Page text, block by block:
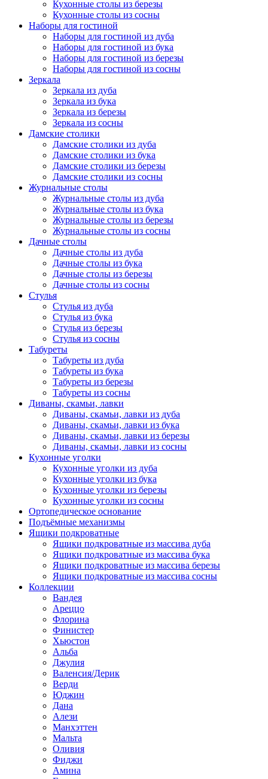
Кухонные столы из березы
Кухонные столы из сосны
Наборы для гостиной
Наборы для гостиной из дуба
Наборы для гостиной из бука
Наборы для гостиной из березы
Наборы для гостиной из сосны
Зеркала
Зеркала из дуба
Зеркала из бука
Зеркала из березы
Зеркала из сосны
Дамские столики
Дамские столики из дуба
Дамские столики из бука
Дамские столики из березы
Дамские столики из сосны
Журнальные столы
Журнальные столы из дуба
Журнальные столы из бука
Журнальные столы из березы
Журнальные столы из сосны
Дачные столы
Дачные столы из дуба
Дачные столы из бука
Дачные столы из березы
Дачные столы из сосны
Стулья
Стулья из дуба
Стулья из бука
Стулья из березы
Стулья из сосны
Табуреты
Табуреты из дуба
Табуреты из бука
Табуреты из березы
Табуреты из сосны
Диваны, скамьи, лавки
Диваны, скамьи, лавки из дуба
Диваны, скамьи, лавки из бука
Диваны, скамьи, лавки из березы
Диваны, скамьи, лавки из сосны
Кухонные уголки
Кухонные уголки из дуба
Кухонные уголки из бука
Кухонные уголки из березы
Кухонные уголки из сосны
Ортопедическое основание
Подъёмные механизмы
Ящики подкроватные
Ящики подкроватные из массива дуба
Ящики подкроватные из массива бука
Ящики подкроватные из массива березы
Ящики подкроватные из массива сосны
Коллекции
Вандея
Ареццо
Флорина
Финистер
Хьюстон
Альба
Джулия
Валенсия/Дерик
Верди
Юджин
Дана
Алези
Манхэттен
Мальта
Оливия
Фиджи
Амина